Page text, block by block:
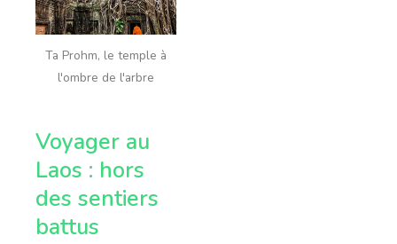
Ta Prohm, le temple à
l'ombre de l'arbre
Voyager au
Laos : hors
des sentiers
battus